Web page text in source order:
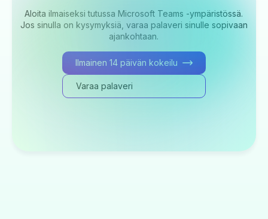
Aloita ilmaiseksi tutussa Microsoft Teams -ympäristössä.
Jos sinulla on kysymyksiä, varaa palaveri sinulle sopivaan
ajankohtaan.
Ilmainen 14 päivän kokeilu
Varaa palaveri